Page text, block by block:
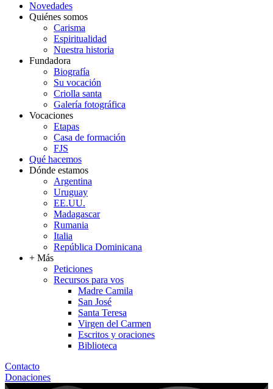
Novedades
Quiénes somos
Carisma
Espiritualidad
Nuestra historia
Fundadora
Biografía
Su vocación
Criolla santa
Galería fotográfica
Vocaciones
Etapas
Casa de formación
FJS
Qué hacemos
Dónde estamos
Argentina
Uruguay
EE.UU.
Madagascar
Rumania
Italia
República Dominicana
+ Más
Peticiones
Recursos para vos
Madre Camila
San José
Santa Teresa
Virgen del Carmen
Escritos y oraciones
Biblioteca
Contacto
Donaciones